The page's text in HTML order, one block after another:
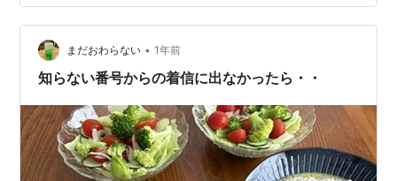
電話対策について解説します。 「0800」はなぜ警戒さ
れる？「080」との決定的な違い 「0800」は、実は
「0120」と同じフリーダイヤルです。通話料は電話をか
けた側ではなく、電話を受けた企業側が負担します。 本
まだおわらない • 1年前
知らない番号からの着信に出なかったら・・